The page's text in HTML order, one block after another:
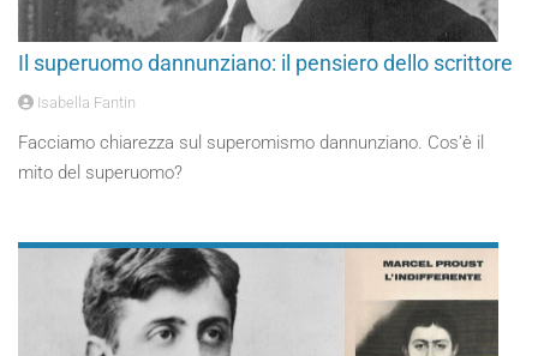
Il superuomo dannunziano: il pensiero dello scrittore
Isabella Fantin
Facciamo chiarezza sul superomismo dannunziano. Cos’è il
mito del superuomo?